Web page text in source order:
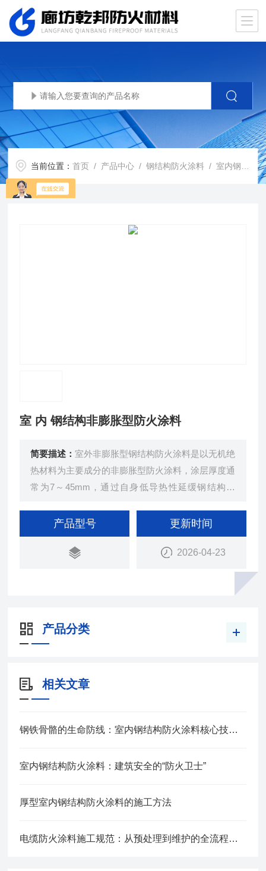
当前位置：首页 / 产品中心 /钢结构防火涂料 /室内钢结构防火涂料
室 内 钢结构非膨胀型防火涂料
简要描述：室外非膨胀型钢结构防火涂料是以无机绝
热材料为主要成分的非膨胀型防火涂料，涂层厚度通
常为7～45mm，通过自身低导热性延缓钢结构升
产品型号 更新时间
2026-04-23
产品分类
相关文章
钢铁骨骼的生命防线：室内钢结构防火涂料核心技术解析
室内钢结构防火涂料：建筑安全的“防火卫士”
厚型室内钢结构防火涂料的施工方法
电缆防火涂料施工规范：从预处理到维护的全流程管控